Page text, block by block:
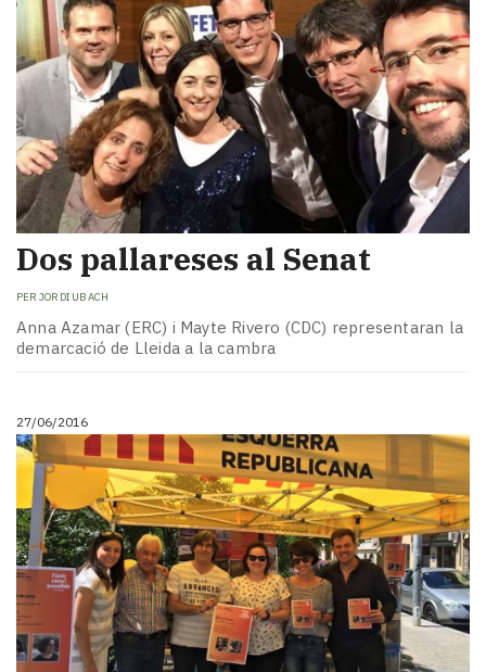
Dos pallareses al Senat
PER JORDI UBACH
Anna Azamar (ERC) i Mayte Rivero (CDC) representaran la
demarcació de Lleida a la cambra
27/06/2016